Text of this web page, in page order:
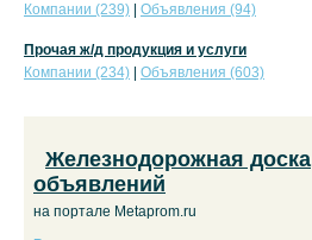
Компании (239)
Объявления (94)
Прочая ж/д продукция и услуги
Компании (234)
Объявления (603)
Железнодорожная доска
объявлений
на портале Metaprom.ru